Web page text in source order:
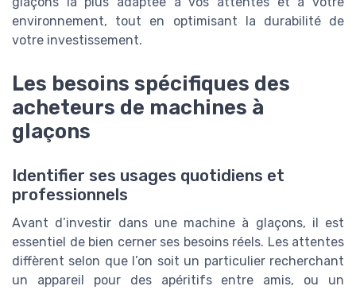
environnement, tout en optimisant la durabilité de
votre investissement.
Les besoins spécifiques des
acheteurs de machines à
glaçons
Identifier ses usages quotidiens et
professionnels
Avant d’investir dans une machine à glaçons, il est
essentiel de bien cerner ses besoins réels. Les attentes
diffèrent selon que l’on soit un particulier recherchant
un appareil pour des apéritifs entre amis, ou un